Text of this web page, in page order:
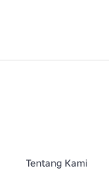
Tentang Kami